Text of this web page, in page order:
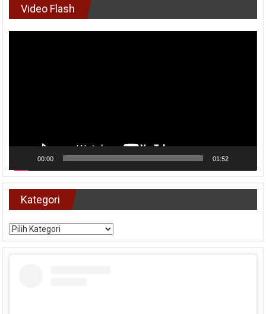
Video Flash
00:00 01:52
Kategori
Kategori